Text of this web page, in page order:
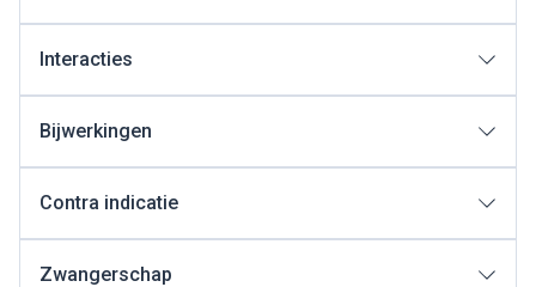
Interacties
Bijwerkingen
Contra indicatie
Zwangerschap